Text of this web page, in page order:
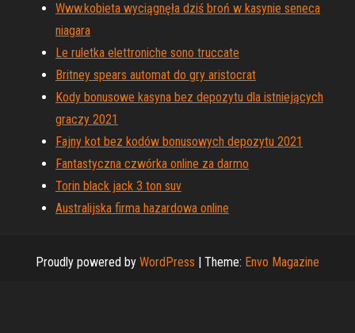
Www.kobieta wyciągnęła dziś broń w kasynie seneca
niagara
Le ruletka elettroniche sono truccate
Britney spears automat do gry aristocrat
Kody bonusowe kasyna bez depozytu dla istniejących
graczy 2021
Fajny kot bez kodów bonusowych depozytu 2021
Fantastyczna czwórka online za darmo
Torin black jack 3 ton suv
Australijska firma hazardowa online
Proudly powered by WordPress | Theme: Envo Magazine